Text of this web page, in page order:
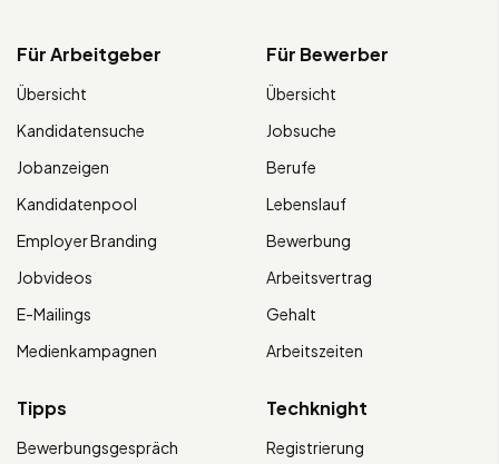
Für Arbeitgeber
Übersicht
Kandidatensuche
Jobanzeigen
Kandidatenpool
Employer Branding
Jobvideos
E-Mailings
Medienkampagnen
Für Bewerber
Übersicht
Jobsuche
Berufe
Lebenslauf
Bewerbung
Arbeitsvertrag
Gehalt
Arbeitszeiten
Tipps
Bewerbungsgespräch
Techknight
Registrierung